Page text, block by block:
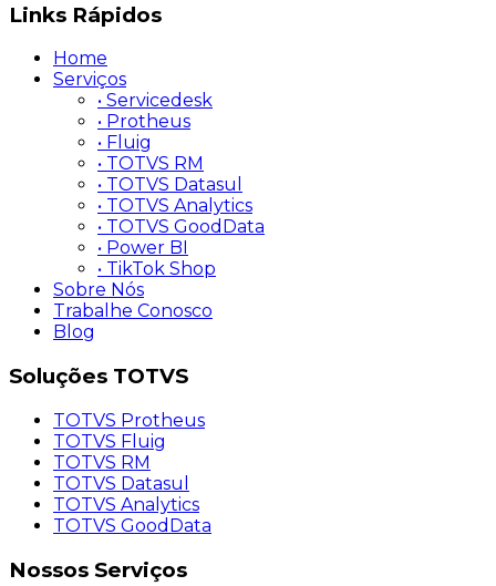
Links Rápidos
Home
Serviços
• Servicedesk
• Protheus
• Fluig
• TOTVS RM
• TOTVS Datasul
• TOTVS Analytics
• TOTVS GoodData
• Power BI
• TikTok Shop
Sobre Nós
Trabalhe Conosco
Blog
Soluções TOTVS
TOTVS Protheus
TOTVS Fluig
TOTVS RM
TOTVS Datasul
TOTVS Analytics
TOTVS GoodData
Nossos Serviços